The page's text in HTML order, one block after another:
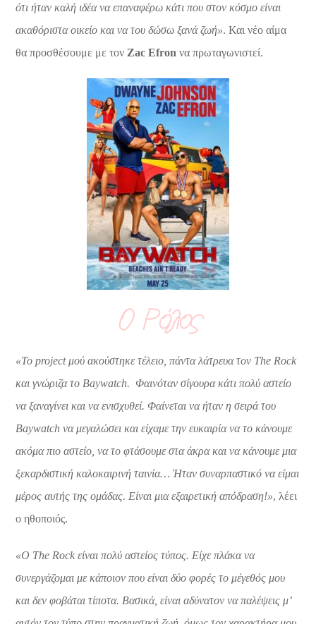
ότι ήταν καλή ιδέα να επαναφέρω κάτι που στον κόσμο είναι
ακαθόριστα οικείο και να του δώσω ξανά ζωή». Και νέο αίμα
θα προσθέσουμε με τον Zac Efron να πρωταγωνιστεί.
Ο Ρόλος
«Τοprojectμού ακούστηκε τέλειο, πάντα λάτρευα τον The Rock
και γνώριζα το Baywatch. Φαινόταν σίγουρα κάτι πολύ αστείο
να ξαναγίνει και να ενισχυθεί. Φαίνεται να ήταν η σειρά του
Baywatch να μεγαλώσει και είχαμε την ευκαιρία να το κάνουμε
ακόμα πιο αστείο, να το φτάσουμε στα άκρα και να κάνουμε μια
ξεκαρδιστική καλοκαιρινή ταινία… Ήταν συναρπαστικό να είμαι
μέρος αυτής της ομάδας. Είναι μια εξαιρετική απόδραση!», λέει
ο ηθοποιός.
«Ο The Rock είναι πολύ αστείος τύπος. Είχε πλάκα να
συνεργάζομαι με κάποιον που είναι δύο φορές το μέγεθός μου
και δεν φοβάται τίποτα. Βασικά, είναι αδύνατον να παλέψεις μ’